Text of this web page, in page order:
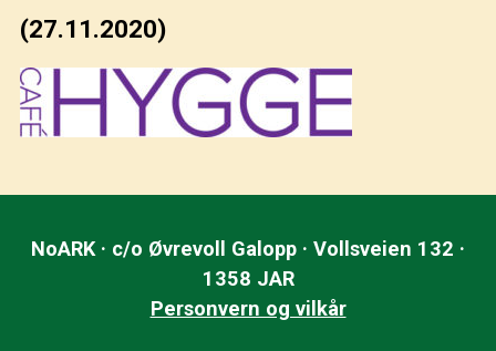
(27.11.2020)
NoARK · c/o Øvrevoll Galopp · Vollsveien 132 ·
1358 JAR
Personvern og vilkår